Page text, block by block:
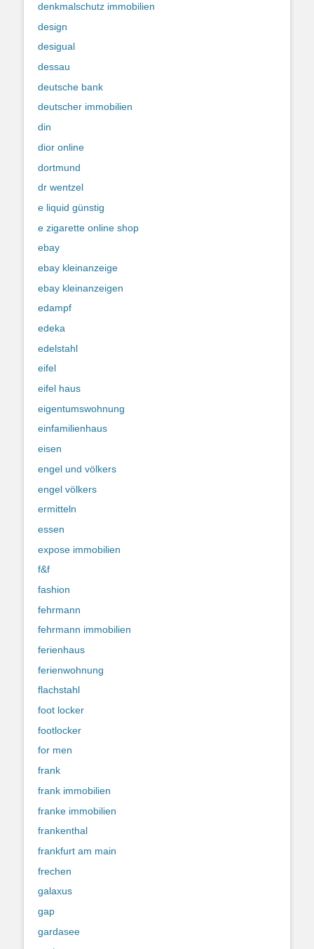
denkmalschutz immobilien
design
desigual
dessau
deutsche bank
deutscher immobilien
din
dior online
dortmund
dr wentzel
e liquid günstig
e zigarette online shop
ebay
ebay kleinanzeige
ebay kleinanzeigen
edampf
edeka
edelstahl
eifel
eifel haus
eigentumswohnung
einfamilienhaus
eisen
engel und völkers
engel völkers
ermitteln
essen
expose immobilien
f&f
fashion
fehrmann
fehrmann immobilien
ferienhaus
ferienwohnung
flachstahl
foot locker
footlocker
for men
frank
frank immobilien
franke immobilien
frankenthal
frankfurt am main
frechen
galaxus
gap
gardasee